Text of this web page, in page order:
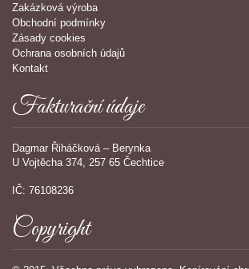
Zakázková výroba
Obchodní podmínky
Zásady cookies
Ochrana osobních údajů
Kontakt
Fakturační údaje
Dagmar Řiháčková – Berynka
U Vojtěcha 374, 257 65 Čechtice
IČ: 76108236
Copyright